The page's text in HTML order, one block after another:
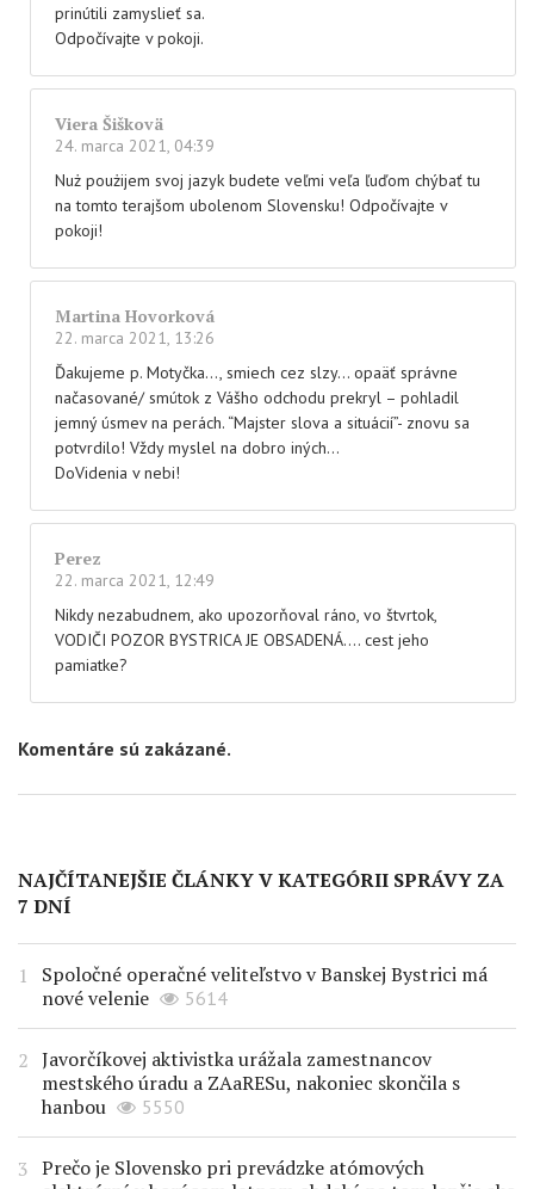
prinútili zamyslieť sa.
Odpočívajte v pokoji.
Viera Šiškovä
24. marca 2021, 04:39
Nuż poużijem svoj jazyk budete veľmi veľa ľuďom chýbať tu
na tomto terajšom ubolenom Slovensku! Odpočívajte v
pokoji!
Martina Hovorková
22. marca 2021, 13:26
Ďakujeme p. Motyčka…, smiech cez slzy… opaäť správne
načasované/ smútok z Vášho odchodu prekryl – pohladil
jemný úsmev na perách. “Majster slova a situácií”- znovu sa
potvrdilo! Vždy myslel na dobro iných…
DoVidenia v nebi!
Perez
22. marca 2021, 12:49
Nikdy nezabudnem, ako upozorňoval ráno, vo štvrtok,
VODIČI POZOR BYSTRICA JE OBSADENÁ…. cest jeho
pamiatke?
Komentáre sú zakázané.
NAJČÍTANEJŠIE ČLÁNKY V KATEGÓRII SPRÁVY ZA
7 DNÍ
Spoločné operačné veliteľstvo v Banskej Bystrici má
nové velenie
5614
Javorčíkovej aktivistka urážala zamestnancov
mestského úradu a ZAaRESu, nakoniec skončila s
hanbou
5550
Prečo je Slovensko pri prevádzke atómových